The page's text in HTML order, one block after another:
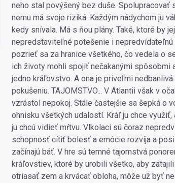
neho stal povýšený bez duše. Spolupracovať
nemu má svoje riziká. Každým nádychom ju
kedy snívala. Má s ňou plány. Také, ktoré by
nepredstaviteľné potešenie i nepredvídateľnú
pozrieť sa za hranice všetkého, čo vedela o
ich životy mohli spojiť nečakanými spôsobmi
jedno kráľovstvo. A ona je priveľmi
pokušeniu. TAJOMSTVO... V Atlantii však v
vzrástol nepokoj. Stále častejšie sa šepká o
ohnisku všetkých udalostí. Kráľ ju chce
ju chcú vidieť mŕtvu. Vlkolaci sú čoraz
schopnosť cítiť bolesť a emócie rozvíja a
začínajú báť. V hre sú temné tajomstvá
kráľovstiev, ktoré by urobili všetko, aby
otriasať zem a krvácať obloha, môže už byť